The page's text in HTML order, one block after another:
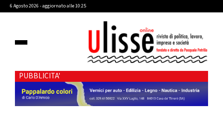
6 Agosto 2026 - aggiornato alle 10:25
PUBBLICITA'